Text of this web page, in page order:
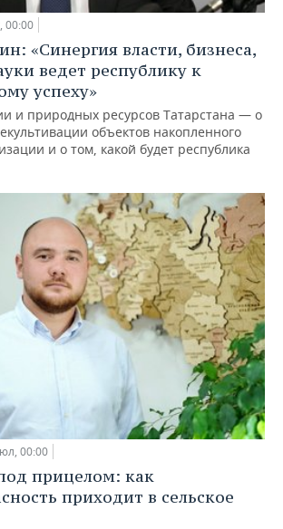
00:00
«Синергия власти, бизнеса,
ведет республику к
успеху»
и природных ресурсов Татарстана — о
объектов накопленного
и о том, какой будет республика
00:00
прицелом: как
приходит в сельское